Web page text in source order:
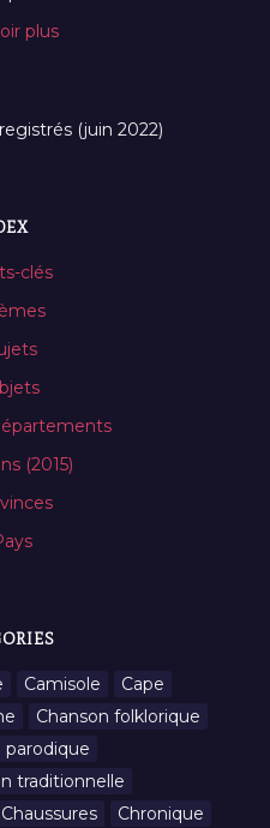
plus
(juin 2022)
clés
(2015)
Camisole
Cape
Chanson folklorique
parodique
traditionnelle
Chaussures
Chronique